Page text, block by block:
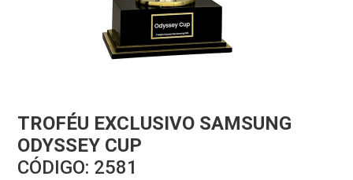
TROFÉU EXCLUSIVO SAMSUNG
ODYSSEY CUP
CÓDIGO: 2581